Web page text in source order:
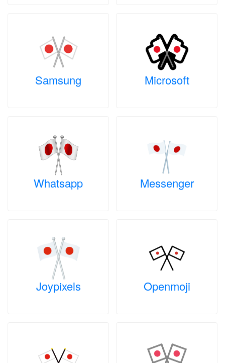
Samsung Microsoft
Whatsapp Messenger
Joypixels Openmoji